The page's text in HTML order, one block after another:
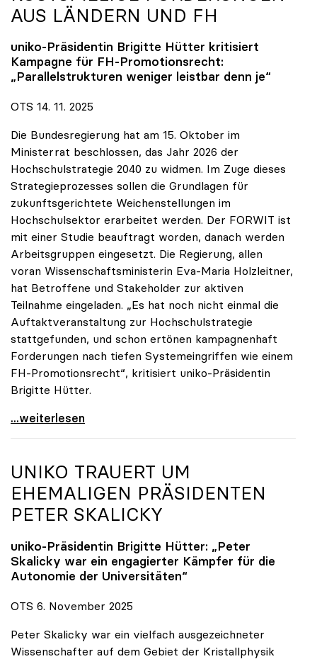
AUS LÄNDERN UND FH
uniko-Präsidentin Brigitte Hütter kritisiert
Kampagne für FH-Promotionsrecht:
„Parallelstrukturen weniger leistbar denn je“
OTS 14. 11. 2025
Die Bundesregierung hat am 15. Oktober im
Ministerrat beschlossen, das Jahr 2026 der
Hochschulstrategie 2040 zu widmen. Im Zuge dieses
Strategieprozesses sollen die Grundlagen für
zukunftsgerichtete Weichenstellungen im
Hochschulsektor erarbeitet werden. Der FORWIT ist
mit einer Studie beauftragt worden, danach werden
Arbeitsgruppen eingesetzt. Die Regierung, allen
voran Wissenschaftsministerin Eva-Maria Holzleitner,
hat Betroffene und Stakeholder zur aktiven
Teilnahme eingeladen. „Es hat noch nicht einmal die
Auftaktveranstaltung zur Hochschulstrategie
stattgefunden, und schon ertönen kampagnenhaft
Forderungen nach tiefen Systemeingriffen wie einem
FH-Promotionsrecht“, kritisiert uniko-Präsidentin
Brigitte Hütter.
„Deplatzierte Kampagne“: uniko irritiert über
...weiterlesen
UNIKO TRAUERT UM
EHEMALIGEN PRÄSIDENTEN
PETER SKALICKY
uniko-Präsidentin Brigitte Hütter: „Peter
Skalicky war ein engagierter Kämpfer für die
Autonomie der Universitäten“
OTS 6. November 2025
Peter Skalicky war ein vielfach ausgezeichneter
Wissenschafter auf dem Gebiet der Kristallphysik